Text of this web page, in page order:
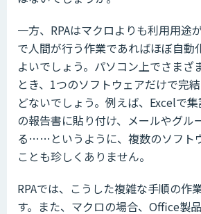
一方、RPAはマクロよりも利用用途
で人間が行う作業であればほぼ自動
よいでしょう。パソコン上でさまざ
とき、1つのソフトウェアだけで完
どないでしょう。例えば、Excelで
の報告書に貼り付け、メールやグル
る……というように、複数のソフト
ことも珍しくありません。
RPAでは、こうした複雑な手順の作
す。また、マクロの場合、Office製